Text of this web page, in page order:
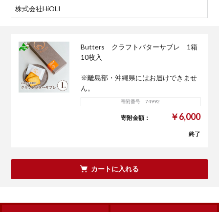
株式会社HiOLI
Butters クラフトバターサブレ 1箱
10枚入
※離島部・沖縄県にはお届けできませ
ん。
寄附番号 74992
寄附金額： ￥6,000
終了
カートに入れる